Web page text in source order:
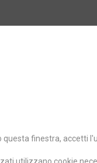
finestra, accetti
utilizzano cookie